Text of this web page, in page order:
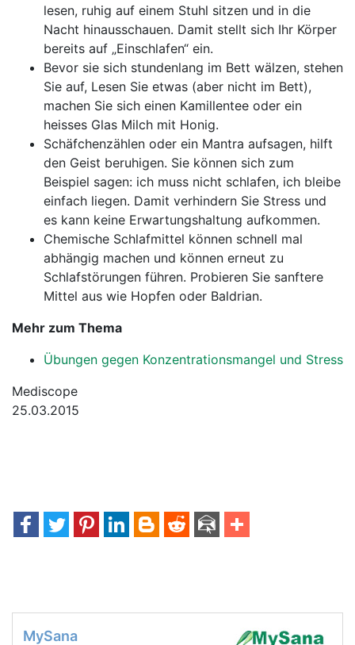
lesen, ruhig auf einem Stuhl sitzen und in die
Nacht hinausschauen. Damit stellt sich Ihr Körper
bereits auf „Einschlafen“ ein.
Bevor sie sich stundenlang im Bett wälzen, stehen
Sie auf, Lesen Sie etwas (aber nicht im Bett),
machen Sie sich einen Kamillentee oder ein
heisses Glas Milch mit Honig.
Schäfchenzählen oder ein Mantra aufsagen, hilft
den Geist beruhigen. Sie können sich zum
Beispiel sagen: ich muss nicht schlafen, ich bleibe
einfach liegen. Damit verhindern Sie Stress und
es kann keine Erwartungshaltung aufkommen.
Chemische Schlafmittel können schnell mal
abhängig machen und können erneut zu
Schlafstörungen führen. Probieren Sie sanftere
Mittel aus wie Hopfen oder Baldrian.
Mehr zum Thema
Übungen gegen Konzentrationsmangel und Stress
Mediscope
25.03.2015
MySana